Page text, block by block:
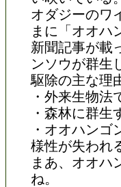
オダジーのワ
まに「オオハ
新聞記事が載
ンソウが群生
駆除の主な理
・外来生物
・森林に群
・オオハン
様性が失われ
まあ、オオハ
ね。